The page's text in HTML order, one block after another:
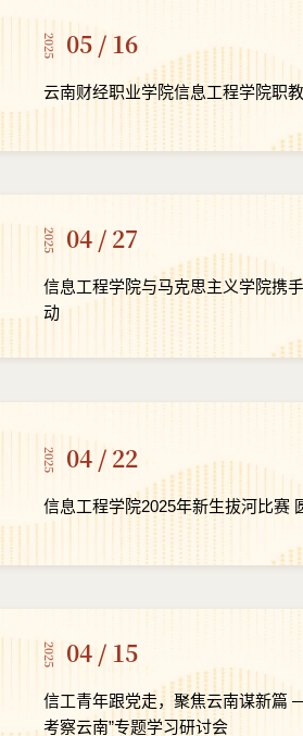
2025 05 / 16
云南财经职业学院信息工程学院职
2025 04 / 27
信息工程学院与马克思主义学院携
动
2025 04 / 22
信
2025 04 / 15
信工青年跟党走，聚焦云南谋新篇 ——信息工程学院开展“习近平总书记
考察云南”专题学习研讨会